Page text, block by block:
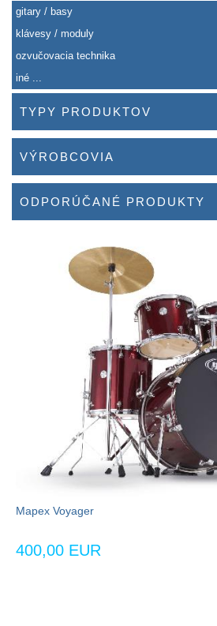
gitary / basy
klávesy / moduly
ozvučovacia technika
iné ...
TYPY PRODUKTOV
VÝROBCOVIA
ODPORÚČANÉ PRODUKTY
Mapex Voyager
400,00 EUR